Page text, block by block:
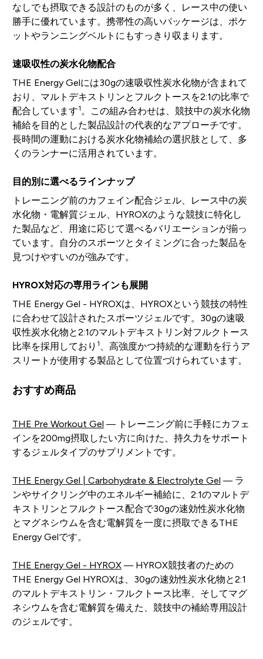
なしでも摂取できる設計のものが多く、レース中の使い
勝手に優れています。携帯性の高いパッケージは、ポケ
ットやランニングベルトにもすっきり収まります。
速吸収性の炭水化物配合
THE Energy Gelには30gの速吸収性炭水化物が含まれて
おり、マルトデキストリンとフルクトースを2:1の比率で
配合しています1 。この組み合わせは、競技中の炭水化物
補給を目的とした製品設計の代表的なアプローチです。
長時間の運動における炭水化物補給の選択肢として、多
くのランナーに活用されています。
目的別に選べるラインナップ
トレーニング前のカフェイン配合ジェル、レース中の炭
水化物・電解質ジェル、HYROXのような競技に特化し
た製品など、用途に応じて選べるバリエーションが揃っ
ています。自分のスポーツとタイミングに合った製品を
見つけやすいのが強みです。
HYROX対応の専用ラインも展開
THE Energy Gel - HYROXは、HYROXという競技の特性
に合わせて設計されたスポーツジェルです。30gの速吸
収性炭水化物と2:1のマルトデキストリン対フルクトース
比率を採用しており 1
、高強度かつ持続的な運動を行うア
スリートが使用する製品として位置づけられています。
おすすめ商品
THE Pre Workout Gel — トレーニング前に手軽にカフェ
インを200mg摂取したい方に向けた、持久力をサポート
するジェルタイプのサプリメントです。
THE Energy Gel | Carbohydrate & Electrolyte Gel — ラ
ンやサイクリング中のエネルギー補給に、2:1のマルトデ
キストリンとフルクトース配合で30gの速効性炭水化物
とマグネシウムを含む電解質を一度に摂取できるTHE
Energy Gelです。
THE Energy Gel - HYROX— HYROX競技者のための
THE Energy Gel HYROXは、30gの速効性炭水化物と2:1
のマルトデキストリン・フルクトース比率、そしてマグ
ネシウムを含む電解質を備えた、競技中の補給専用設計
のジェルです。